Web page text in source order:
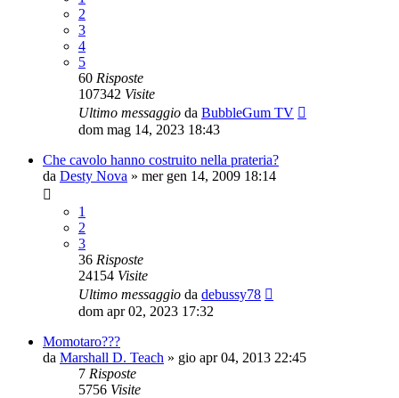
2
3
4
5
60 Risposte
107342 Visite
Ultimo messaggio da BubbleGum TV
dom mag 14, 2023 18:43
Che cavolo hanno costruito nella prateria?
da Desty Nova » mer gen 14, 2009 18:14
1
2
3
36 Risposte
24154 Visite
Ultimo messaggio da debussy78
dom apr 02, 2023 17:32
Momotaro???
da Marshall D. Teach » gio apr 04, 2013 22:45
7 Risposte
5756 Visite